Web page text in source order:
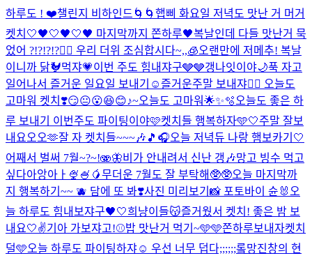
하루도 ! ❤️챌린지 비하인드🌀🌀 햅삐 화요일 저녁도 맛난 거 머거
켓치🤍🖤🤍🖤🤍🖤 마지막까지 쫀하루🖤복날인데 다들 맛난거 묵
었어 ?!?!?!?❤️‍🔥 우리 더위 조심합시다~,,🧊오랜만에 저메추! 복날
이니까 닭🐓먹쟈💗이번 주도 힘내쟈구🩶🩶갱나잇이야🌙푹 자고
일어나서 즐거운 일요일 보내기☺️즐거운주말 보내쟈❤️‍🔥 오늘도
고마워 켓치❣️😏😐😮😆😊♪~오늘도 고마워🌟✨🫧 오늘도 좋은 하
루 보내기 이번주도 파이팅이야🩷켓치들 행복하자🩵🤍주말 잘보
내요오오🫶잘 자 켓치들~~~🎶🎵🎧오늘 저녁듀 나랑 햄보카기🤍
어째서 벌써 7월~?~!🫨🦋비가 안내려서 신난 갱🎶망고 빙수 먹고
싶다아앙아ㅏ🍨🍧🥭무더운 7월도 잘 부탁해🥸🥸오늘 마지막까
지 행복하기~~ 🫐 담에 또 봐❣️사진 미리보기📸 포토바이 슌🐰 오
늘 하루도 힘내보쟈구🖤🤍희냥이들😽즐거웠서 켓치! 좋은 밤 보
내요🤍✌️기아 가보쟈고!⚾️밥 맛난거 먹기~🩵🩵쫀하루보내자켓치
덜🩵오늘 하루도 파이팅하쟈☺️ 우선 너무 덥다;;;;;;롴망진창의 현